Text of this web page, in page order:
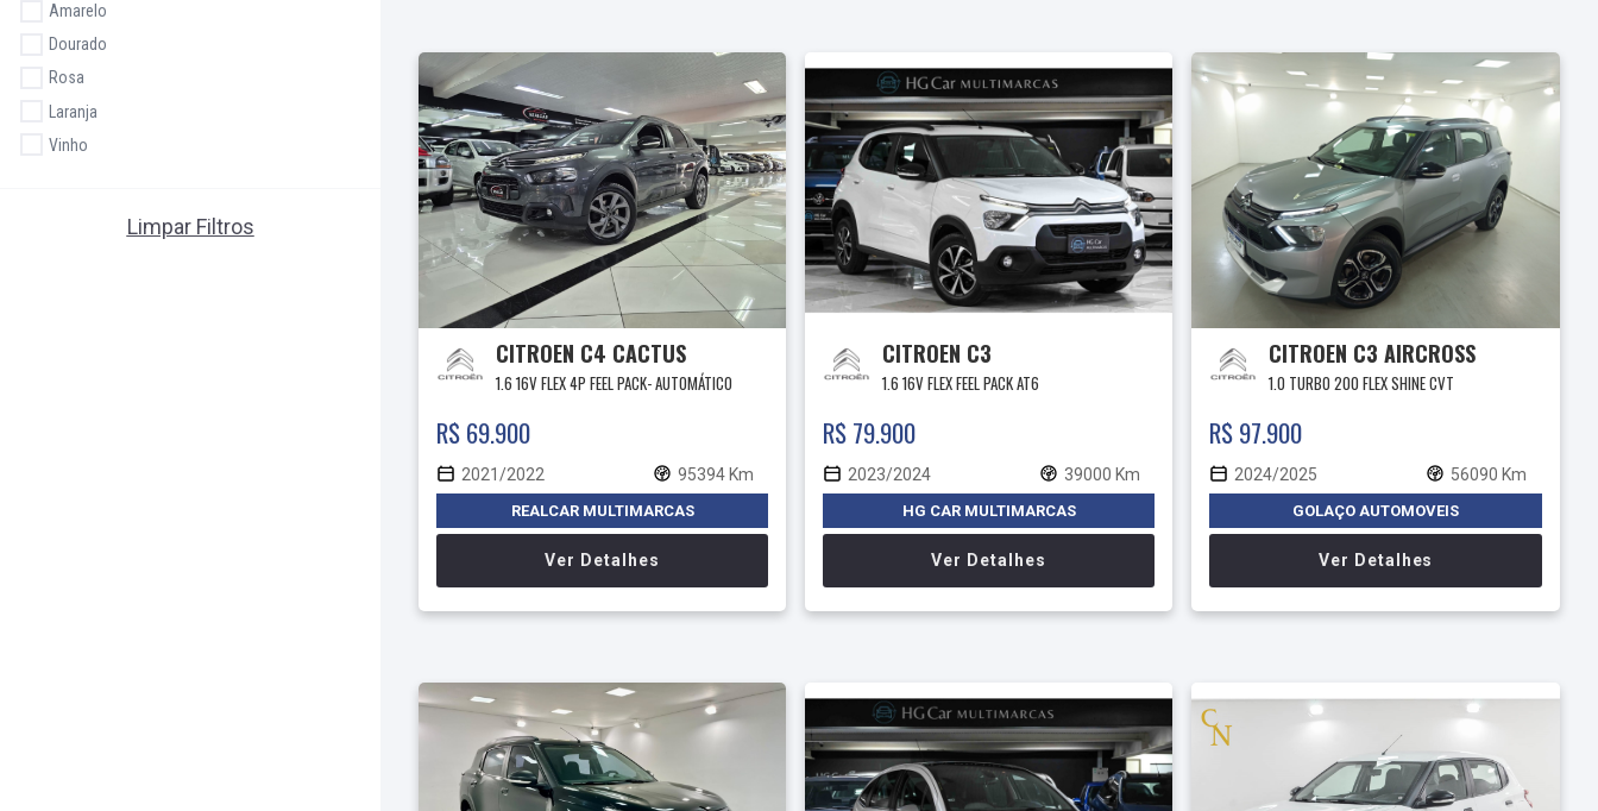
Amarelo
Dourado
Rosa
Laranja
Vinho
Limpar Filtros
CITROEN C4 CACTUS
1.6 16V FLEX 4P FEEL PACK- AUTOMÁTICO
R$ 69.900
2021/2022 95394 Km
REALCAR MULTIMARCAS
Ver Detalhes
CITROEN C3
1.6 16V FLEX FEEL PACK AT6
R$ 79.900
2023/2024 39000 Km
HG CAR MULTIMARCAS
Ver Detalhes
CITROEN C3 AIRCROSS
1.0 TURBO 200 FLEX SHINE CVT
R$ 97.900
2024/2025 56090 Km
GOLAÇO AUTOMOVEIS
Ver Detalhes